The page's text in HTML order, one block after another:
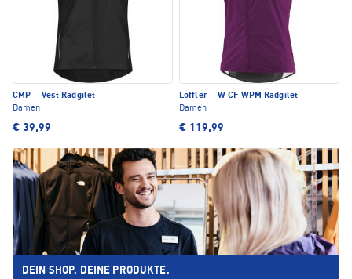
CMP · Vest Radgilet
Damen
€ 39,99
Löffler · W CF WPM Radgilet
Damen
€ 119,99
DEIN SHOP. DEINE PRODUKTE.